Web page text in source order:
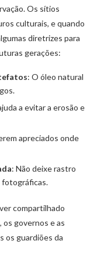
Os sítios
culturais, e quando
diretrizes para
gerações:
: O óleo natural
a evitar a erosão e
apreciados onde
: Não deixe rastro
fotográficas.
compartilhado
governos e as
os guardiões da